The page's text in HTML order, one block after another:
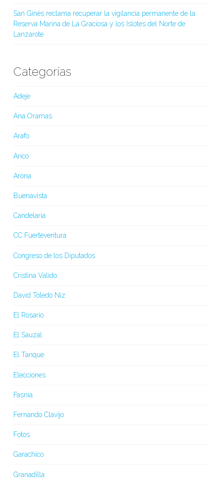
San Ginés reclama recuperar la vigilancia permanente de la
Reserva Marina de La Graciosa y los Islotes del Norte de
Lanzarote
Categorías
Adeje
Ana Oramas
Arafo
Arico
Arona
Buenavista
Candelaria
CC Fuerteventura
Congreso de los Diputados
Cristina Valido
David Toledo Niz
El Rosario
El Sauzal
El Tanque
Elecciones
Fasnia
Fernando Clavijo
Fotos
Garachico
Granadilla